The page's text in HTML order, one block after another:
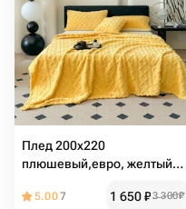
Плед 200х220
плюшевый,евро, желтый
велсофт
5.007 1 650₽3 300₽